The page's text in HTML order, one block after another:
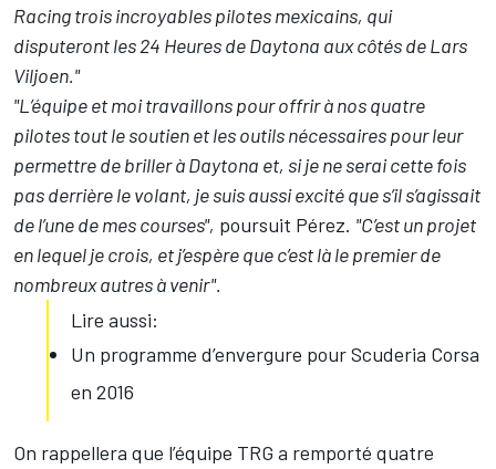
Racing trois incroyables pilotes mexicains, qui
disputeront les 24 Heures de Daytona aux côtés de Lars
Viljoen."
"L’équipe et moi travaillons pour offrir à nos quatre
pilotes tout le soutien et les outils nécessaires pour leur
permettre de briller à Daytona et, si je ne serai cette fois
pas derrière le volant, je suis aussi excité que s’il s’agissait
de l’une de mes courses", poursuit Pérez. "C’est un projet
en lequel je crois, et j’espère que c’est là le premier de
nombreux autres à venir".
Lire aussi:
Un programme d’envergure pour Scuderia Corsa
en 2016
On rappellera que l’équipe TRG a remporté quatre